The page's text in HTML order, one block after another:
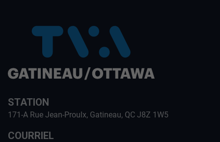
STATION
171-A Rue Jean-Proulx, Gatineau, QC J8Z 1W5
COURRIEL